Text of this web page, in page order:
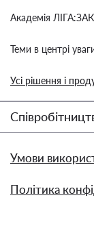
Академія
Теми в центрі
Усі рішення і
Умови
Політика